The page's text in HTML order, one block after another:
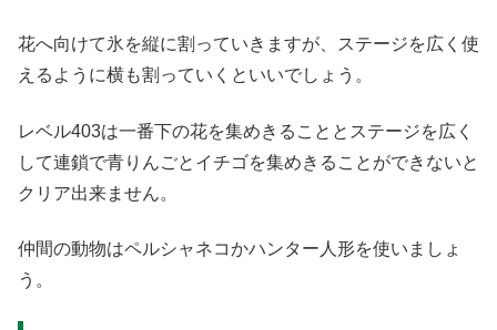
花へ向けて氷を縦に割っていきますが、ステージを広く使
えるように横も割っていくといいでしょう。
レベル403は一番下の花を集めきることとステージを広く
して連鎖で青りんごとイチゴを集めきることができないと
クリア出来ません。
仲間の動物はペルシャネコかハンター人形を使いましょ
う。